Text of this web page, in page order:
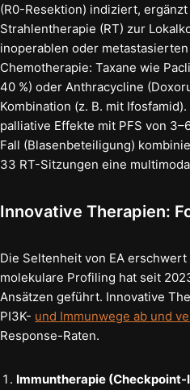
(R0-Resektion) indiziert,
Strahlentherapie (RT) zur
inoperablen oder
Chemotherapie: Taxane wie
40 %) oder Anthracycline
Kombination (z. B. mit
palliative Effekte mit PFS von
Fall (Blasenbeteiligung)
33 RT-Sitzungen eine
Innovative Therapien:
Die Seltenheit von EA
molekulare Profiling hat seit
Ansätzen geführt. Innovative
PI3K- und Immunwege ab und
Response-Raten.
Immuntherapie (Checkpoint-